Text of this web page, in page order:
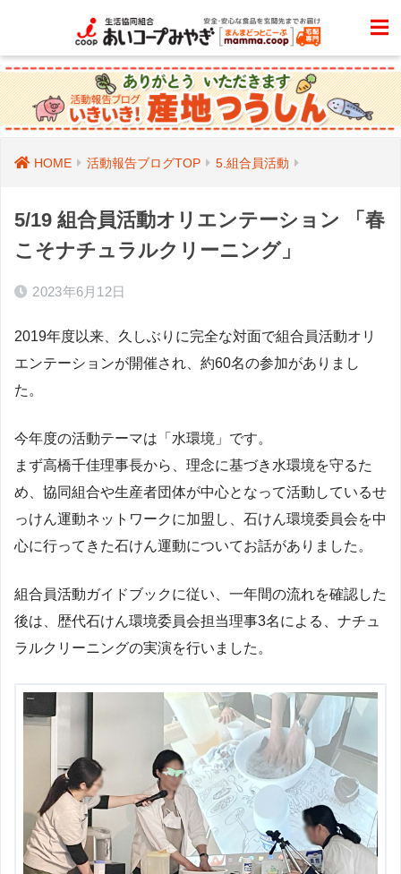
HOME 活動報告ブログTOP 5.組合員活動
5/19 組合員活動オリエンテーション 「春
こそナチュラルクリーニング」
2023年6月12日
2019年度以来、久しぶりに完全な対面で組合員活動オリ
エンテーションが開催され、約60名の参加がありまし
た。
今年度の活動テーマは「水環境」です。
まず高橋千佳理事長から、理念に基づき水環境を守るた
め、協同組合や生産者団体が中心となって活動しているせ
っけん運動ネットワークに加盟し、石けん環境委員会を中
心に行ってきた石けん運動についてお話がありました。
組合員活動ガイドブックに従い、一年間の流れを確認した
後は、歴代石けん環境委員会担当理事3名による、ナチュ
ラルクリーニングの実演を行いました。